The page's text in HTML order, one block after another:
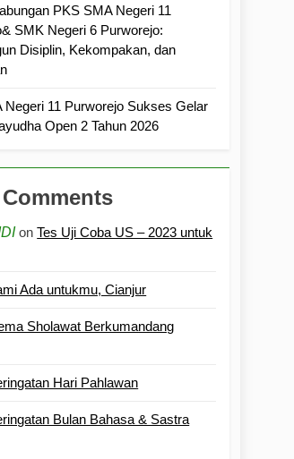
PKS SMA Negeri 11
SMK Negeri 6 Purworejo:
Disiplin, Kekompakan, dan
Negeri 11 Purworejo Sukses Gelar
Open 2 Tahun 2026
onTes Uji Coba US – 2023 untuk
Ada untukmu, Cianjur
Sholawat Berkumandang
Hari Pahlawan
Bulan Bahasa & Sastra